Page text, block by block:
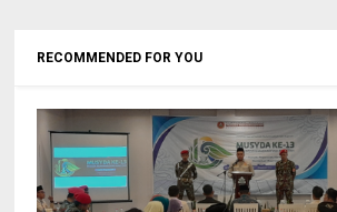
RECOMMENDED FOR YOU